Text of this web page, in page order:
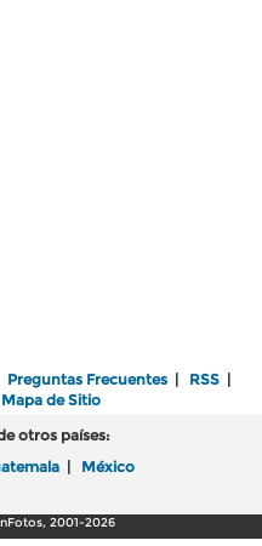
Preguntas Frecuentes | RSS |
Mapa de Sitio
otros países:
| México
2001-2026